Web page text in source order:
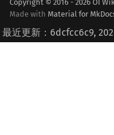
Copyright © 2016 - 2026 OI
Made with Material for
最近更新：6dcfcc6c9,